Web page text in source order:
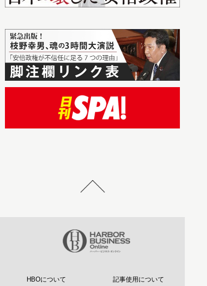
HBOについて 記事使用について